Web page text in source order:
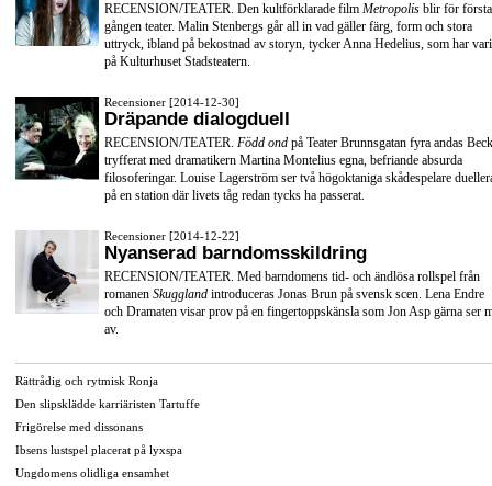
RECENSION/TEATER. Den kultförklarade film Metropolis blir för första
gången teater. Malin Stenbergs går all in vad gäller färg, form och stora
uttryck, ibland på bekostnad av storyn, tycker Anna Hedelius, som har
på Kulturhuset Stadsteatern.
Recensioner [2014-12-30]
Dräpande dialogduell
RECENSION/TEATER. Född ond på Teater Brunnsgatan fyra andas
tryfferat med dramatikern Martina Montelius egna, befriande absurda
filosoferingar. Louise Lagerström ser två högoktaniga skådespelare
på en station där livets tåg redan tycks ha passerat.
Recensioner [2014-12-22]
Nyanserad barndomsskildring
RECENSION/TEATER. Med barndomens tid- och ändlösa rollspel från
romanen Skuggland introduceras Jonas Brun på svensk scen. Lena Endre
och Dramaten visar prov på en fingertoppskänsla som Jon Asp gärna ser
av.
Rättrådig och rytmisk Ronja
Den slipsklädde karriäristen Tartuffe
Frigörelse med dissonans
Ibsens lustspel placerat på lyxspa
Ungdomens olidliga ensamhet